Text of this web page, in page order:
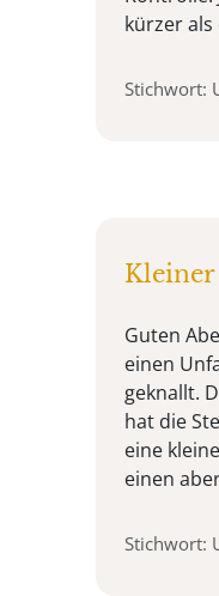
kürzer als
Stichwort:
Guten
einen
geknallt.
hat die
eine
einen
Stichwort: